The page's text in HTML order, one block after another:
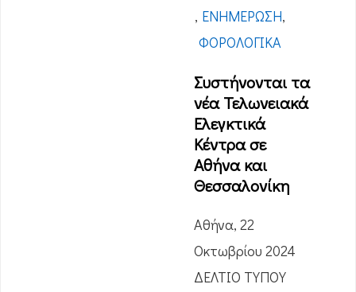
, ΕΝΗΜΈΡΩΣΗ,
ΦΟΡΟΛΟΓΙΚΆ
Συστήνονται τα
νέα Τελωνειακά
Ελεγκτικά
Κέντρα σε
Αθήνα και
Θεσσαλονίκη
Αθήνα, 22
Οκτωβρίου 2024
ΔΕΛΤΙΟ ΤΥΠΟΥ